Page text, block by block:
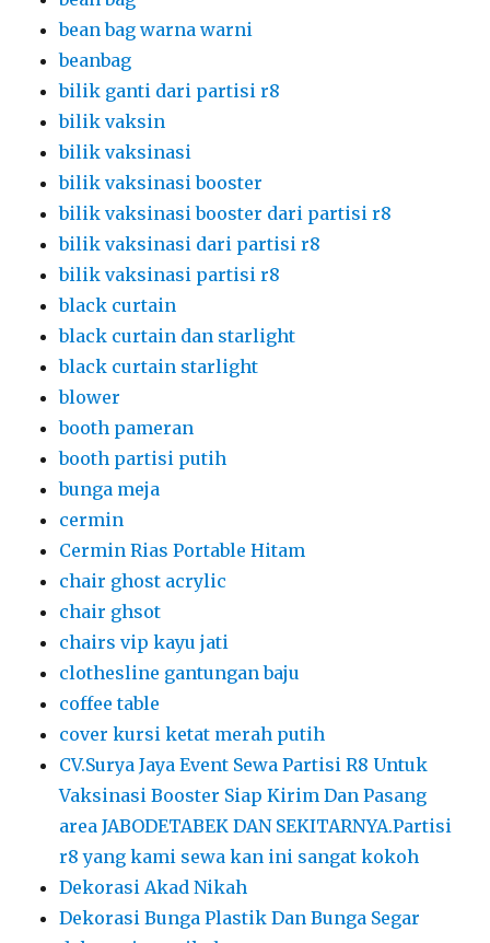
bilik vaksinasi dari partisi r8
bilik vaksinasi partisi r8
black curtain
black curtain dan starlight
black curtain starlight
blower
booth pameran
booth partisi putih
bunga meja
cermin
Cermin Rias Portable Hitam
chair ghost acrylic
chair ghsot
chairs vip kayu jati
clothesline gantungan baju
coffee table
cover kursi ketat merah putih
CV.Surya Jaya Event Sewa Partisi R8 Untuk
Vaksinasi Booster Siap Kirim Dan Pasang
area JABODETABEK DAN SEKITARNYA.Partisi
r8 yang kami sewa kan ini sangat kokoh
Dekorasi Akad Nikah
Dekorasi Bunga Plastik Dan Bunga Segar
dekorasi pernikahan
Dekorasi Pernikahan Di Rumah
Dekorasi Pesta
Dekorasi Pesta Outdoor
dekorasi ulang tahun backdrop kursi dan
bunga
Dekorasi Wedding
dekorasi wedding dan pelaminan